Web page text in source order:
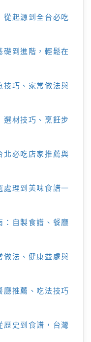
從起源到全台必吃
礎到進階，輕鬆在
技巧、家常做法與
選材技巧、烹飪步
北必吃店家推薦與
處理到美味食譜一
：自製食譜、餐廳
做法、健康益處與
廳推薦、吃法技巧
歷史到食譜，台灣